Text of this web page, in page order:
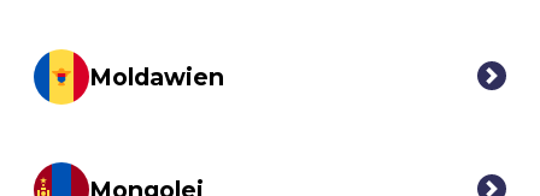
Moldawien
Mongolei